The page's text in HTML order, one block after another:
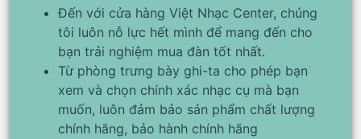
Đến với cửa hàng Việt Nhạc Center, chúng
tôi luôn nỗ lực hết mình để mang đến cho
bạn trải nghiệm mua đàn tốt nhất.
Từ phòng trưng bày ghi-ta cho phép bạn
xem và chọn chính xác nhạc cụ mà bạn
muốn, luôn đảm bảo sản phẩm chất lượng
chính hãng, bảo hành chính hãng